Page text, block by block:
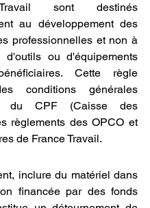
sont destinés
au développement des
professionnelles et non à
d'outils ou d'équipements
Cette règle
conditions générales
du CPF (Caisse des
règlements des OPCO et
de France Travail.
inclure du matériel dans
financée par des fonds